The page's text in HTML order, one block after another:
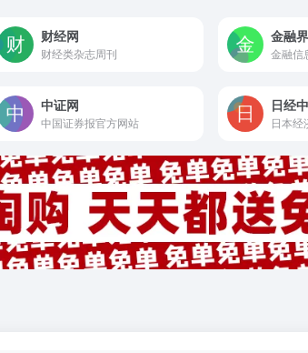
财经网
财经类杂志周刊
金融界
金融信
中证网
中国证券报官方网站
日经
日本经